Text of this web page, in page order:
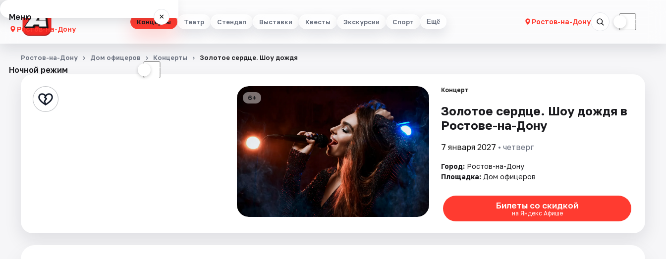
Концерты Театр Стендап Выставки Квесты Экскурсии Спорт Ещё Ростов-на-Дону ☾
Меню ×
Ростов-на-Дону
Концерты
Стендап
Ночной режим ☾
Ростов-на-Дону Дом офицеров Концерты Золотое сердце. Шоу дождя
6+
Концерт
Золотое сердце. Шоу дождя в
Ростове-на-Дону
7 января 2027 • четверг
Город: Ростов-на-Дону
Площадка: Дом офицеров
Билеты со скидкой
на Яндекс Афише